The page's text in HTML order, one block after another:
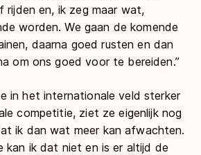
rijden en, ik zeg maar wat,
worden. We gaan de komende
daarna goed rusten en dan
om ons goed voor te bereiden.”
in het internationale veld sterker
competitie, ziet ze eigenlijk nog
ik dan wat meer kan afwachten.
kan ik dat niet en is er altijd de